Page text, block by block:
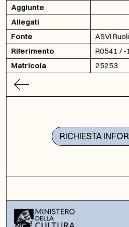
Aggiunte
Allegati
Fonte
ASVI
Riferimento
R0541 / -
Matricola
25253
RICHIESTA